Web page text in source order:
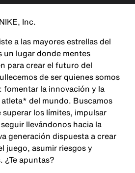
Inc.
a las mayores estrellas del
un lugar donde mentes
para crear el futuro del
de ser quienes somos
fomentar la innovación y la
del mundo. Buscamos
los límites, impulsar
llevándonos hacia la
generación dispuesta a crear
juego, asumir riesgos y
¿Te apuntas?